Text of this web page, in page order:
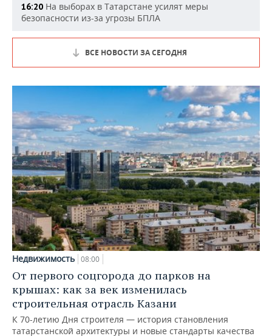
16:20 На выборах в Татарстане усилят меры
безопасности из-за угрозы БПЛА
ВСЕ НОВОСТИ ЗА СЕГОДНЯ
Недвижимость 08:00
От первого соцгорода до парков на
крышах: как за век изменилась
строительная отрасль Казани
К 70-летию Дня строителя — история становления
татарстанской архитектуры и новые стандарты качества